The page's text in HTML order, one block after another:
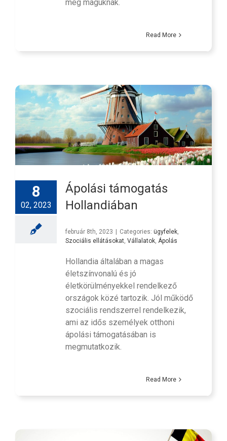
meg maguknak.
Read More
8
02, 2023
Ápolási támogatás
Hollandiában
február 8th, 2023 Categories: ügyfelek,
Szociális ellátásokat, Vállalatok, Ápolás
Hollandia általában a magas
életszínvonalú és jó
életkörülményekkel rendelkező
országok közé tartozik. Jól működő
szociális rendszerrel rendelkezik,
ami az idős személyek otthoni
ápolási támogatásában is
megmutatkozik.
Read More